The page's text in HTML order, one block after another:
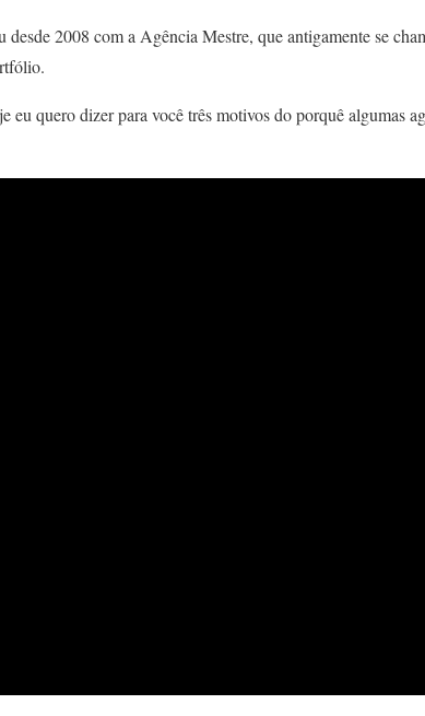
desde 2008 com a Agência Mestre, que antigamente se
eu quero dizer para você três motivos do porquê algumas